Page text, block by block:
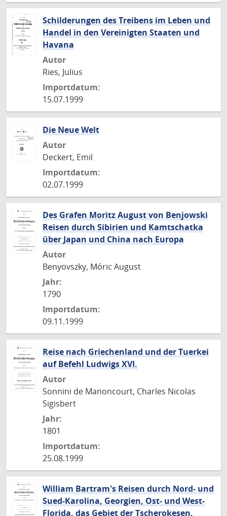
Schilderungen des Treibens im Leben und
Handel in den Vereinigten Staaten und
Havana
Autor
Ries, Julius
Importdatum:
15.07.1999
Die Neue Welt
Autor
Deckert, Emil
Importdatum:
02.07.1999
Des Grafen Moritz August von Benjowski
Reisen durch Sibirien und Kamtschatka
über Japan und China nach Europa
Autor
Benyovszky, Móric August
Jahr:
1790
Importdatum:
09.11.1999
Reise nach Griechenland und der Tuerkei
auf Befehl Ludwigs XVI.
Autor
Sonnini de Manoncourt, Charles Nicolas
Sigisbert
Jahr:
1801
Importdatum:
25.08.1999
William Bartram's Reisen durch Nord- und
Sued-Karolina, Georgien, Ost- und West-
Florida, das Gebiet der Tscherokesen,